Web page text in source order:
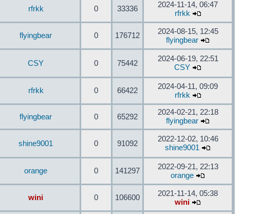
rfrkk 0 33336
2024-11-14, 06:47
rfrkk
flyingbear 0 176712
2024-08-15, 12:45
flyingbear
CSY 0 75442
2024-06-19, 22:51
CSY
rfrkk 0 66422
2024-04-11, 09:09
rfrkk
flyingbear 0 65292
2024-02-21, 22:18
flyingbear
shine9001 0 91092
2022-12-02, 10:46
shine9001
orange 0 141297
2022-09-21, 22:13
orange
wini 0 106600
2021-11-14, 05:38
wini